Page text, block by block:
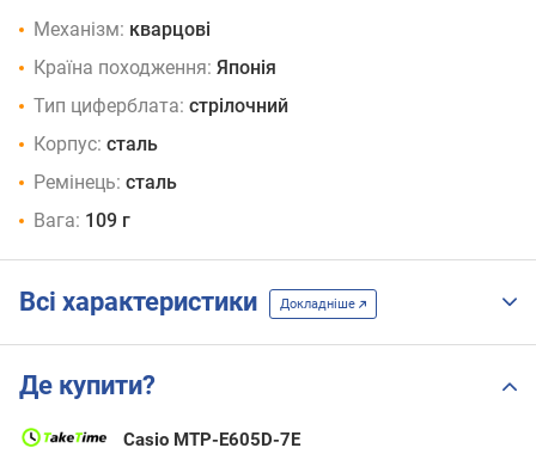
Механізм: кварцові
Країна походження: Японія
Тип циферблата: стрілочний
Корпус: сталь
Ремінець: сталь
Вага: 109 г
Всі характеристики Докладніше
Де купити?
Casio MTP-E605D-7E